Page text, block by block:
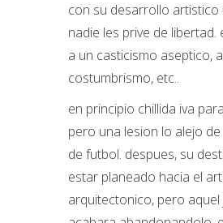
con su desarrollo artistico
nadie les prive de
a un casticismo aseptico,
costumbrismo, etc..
en principio chillida iva
pero una lesion lo alejo
de futbol. despues, su
estar planeado hacia el
arquitectonico, pero aquel